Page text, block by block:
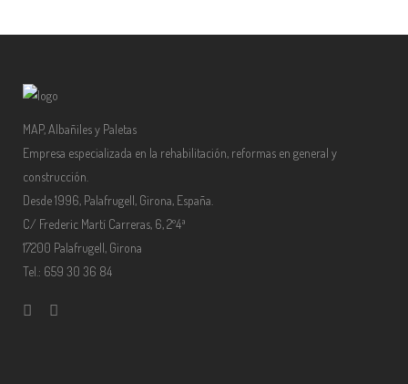
MAP, Albañiles y Paletas
Empresa especializada en la rehabilitación, reformas en general y
construcción.
Desde 1996, Palafrugell, Girona, España.
C/ Frederic Martí Carreras, 6, 2º4ª
17200 Palafrugell, Girona
Tel.: 659 30 36 84